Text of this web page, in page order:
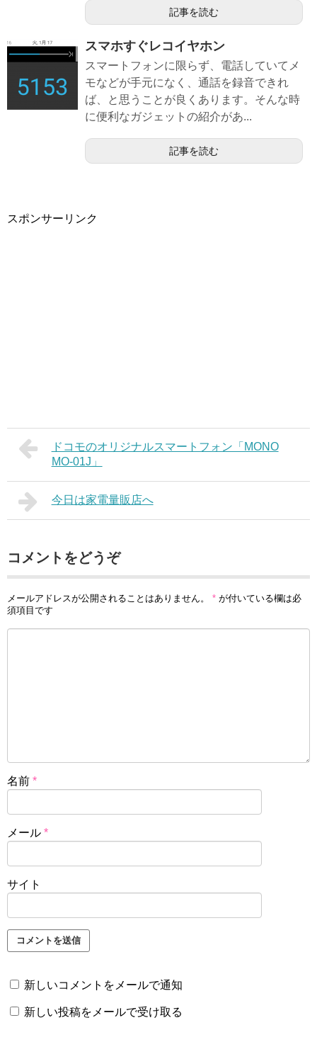
記事を読む
スマホすぐレコイヤホン
スマートフォンに限らず、電話していてメ
モなどが手元になく、通話を録音できれ
ば、と思うことが良くあります。そんな時
に便利なガジェットの紹介があ...
記事を読む
スポンサーリンク
ドコモのオリジナルスマートフォン「MONO
MO-01J」
今日は家電量販店へ
コメントをどうぞ
メールアドレスが公開されることはありません。 * が付いている欄は必
須項目です
名前 *
メール *
サイト
新しいコメントをメールで通知
新しい投稿をメールで受け取る